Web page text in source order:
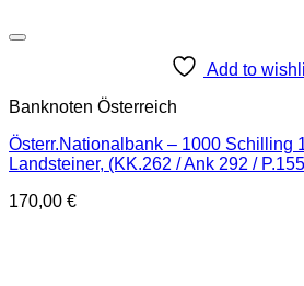
Add to
Banknoten Österreich
Österr.Nationalbank – 1000 Schilling
Landsteiner, (KK.262 / Ank 292 /
170,00 €